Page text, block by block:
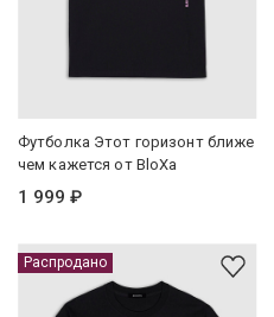
Футболка Этот горизонт ближе
чем кажется от BloXa
1 999 ₽
Распродано